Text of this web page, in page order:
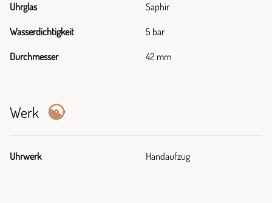
Uhrglas Saphir
Wasserdichtigkeit 5 bar
Durchmesser 42 mm
Werk
Uhrwerk Handaufzug